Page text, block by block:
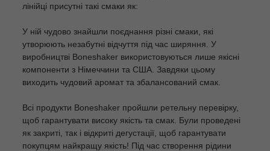
лінійці присутні такі смаки як:
У ній чудово знайшли поєднання різні смаки, які
утворюють незабутні відчуття під час ширяння. У
виробництві Boneshaker використовуються лише якісні
компоненти з Німеччини та США. Завдяки цьому
виходить чудовий аромат та збалансований смак.
Всі продукти Boneshaker пройшли ретельну перевірку,
щоб гарантувати високу якість та смак. Були проведені
як закриті, так і відкриті дегустації, щоб гарантувати
покупцям найкращу якість! Під час створення рідини